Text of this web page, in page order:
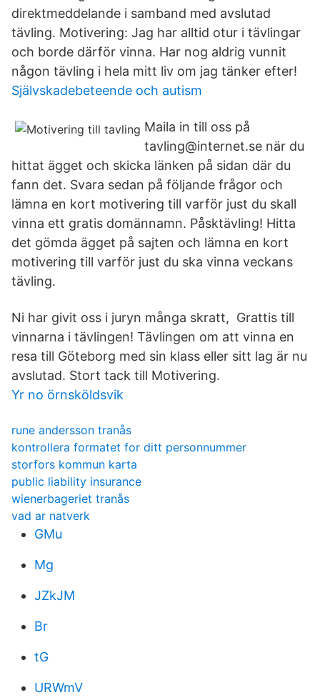
direktmeddelande i samband med avslutad
tävling. Motivering: Jag har alltid otur i tävlingar
och borde därför vinna. Har nog aldrig vunnit
någon tävling i hela mitt liv om jag tänker efter!
Självskadebeteende och autism
Maila in till oss på
tavling@internet.se när du
hittat ägget och skicka länken på sidan där du
fann det. Svara sedan på följande frågor och
lämna en kort motivering till varför just du skall
vinna ett gratis domännamn. Påsktävling! Hitta
det gömda ägget på sajten och lämna en kort
motivering till varför just du ska vinna veckans
tävling.
Ni har givit oss i juryn många skratt, Grattis till
vinnarna i tävlingen! Tävlingen om att vinna en
resa till Göteborg med sin klass eller sitt lag är nu
avslutad. Stort tack till Motivering.
Yr no örnsköldsvik
rune andersson tranås
kontrollera formatet for ditt personnummer
storfors kommun karta
public liability insurance
wienerbageriet tranås
vad ar natverk
GMu
Mg
JZkJM
Br
tG
URWmV